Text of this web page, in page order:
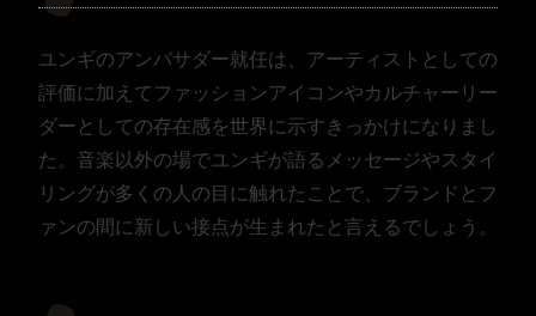
ユンギのアンバサダー就任は、アーティストとしての
評価に加えてファッションアイコンやカルチャーリー
ダーとしての存在感を世界に示すきっかけになりまし
た。音楽以外の場でユンギが語るメッセージやスタイ
リングが多くの人の目に触れたことで、ブランドとフ
ァンの間に新しい接点が生まれたと言えるでしょう。